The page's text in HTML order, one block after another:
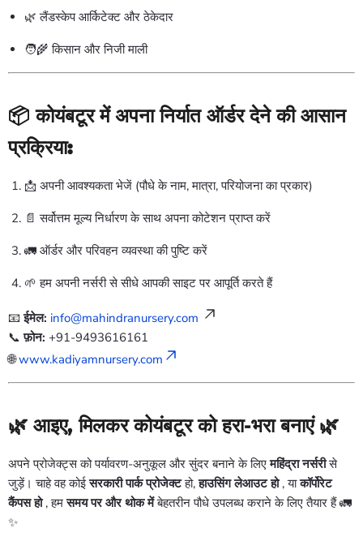
🌿 लैंडस्केप आर्किटेक्ट और ठेकेदार
🧑🌾 किसान और निजी माली
📦कोयंबटूर में अपना निर्यात ऑर्डर देने की आसान
प्रक्रिया:
📩 अपनी आवश्यकता भेजें (पौधे के नाम, मात्रा, परियोजना का प्रकार)
📄 सर्वोत्तम मूल्य निर्धारण के साथ अपना कोटेशन प्राप्त करें
🚛 ऑर्डर और परिवहन व्यवस्था की पुष्टि करें
🌱 हम अपनी नर्सरी से सीधे आपकी साइट पर आपूर्ति करते हैं
📧ईमेल: info@mahindranursery.com
📞फ़ोन: +91-9493616161
🌐www.kadiyamnursery.com
🌿 आइए, मिलकर कोयंबटूर को हरा-भरा बनाएं 🌿
अपने प्रोजेक्ट्स को पर्यावरण-अनुकूल और सुंदर बनाने के लिएमहिंद्रा नर्सरीसे
जुड़ें। चाहे वह कोईसरकारी पार्क प्रोजेक्टहो,हाउसिंग लेआउट हो, याकॉर्पोरेट
कैंपस हो, हमसमय पर और थोक मेंबेहतरीन पौधे उपलब्ध कराने के लिए तैयार हैं 🚛
✨